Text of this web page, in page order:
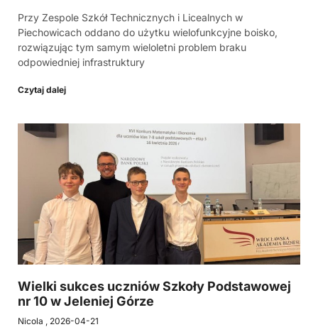
Przy Zespole Szkół Technicznych i Licealnych w
Piechowicach oddano do użytku wielofunkcyjne boisko,
rozwiązując tym samym wieloletni problem braku
odpowiedniej infrastruktury
Czytaj dalej
Wielki sukces uczniów Szkoły Podstawowej
nr 10 w Jeleniej Górze
Nicola 2026-04-21